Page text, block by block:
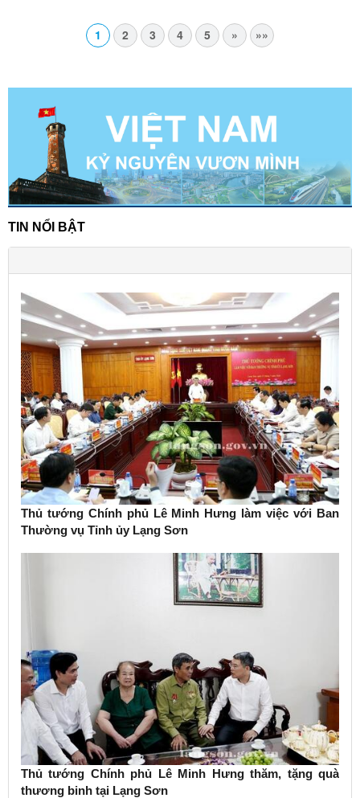
1 2 3 4 5 » »»
TIN NỔI BẬT
Thủ tướng Chính phủ Lê Minh Hưng làm việc với Ban
Thường vụ Tỉnh ủy Lạng Sơn
Thủ tướng Chính phủ Lê Minh Hưng thăm, tặng quà
thương binh tại Lạng Sơn